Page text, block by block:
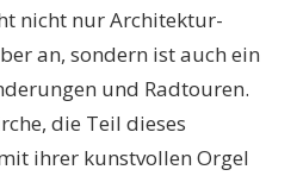
nicht nur Architektur-
an, sondern ist auch ein
und Radtouren.
die Teil dieses
ihrer kunstvollen Orgel